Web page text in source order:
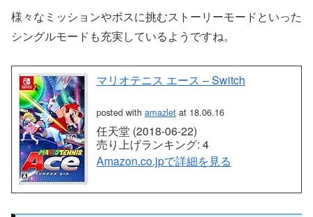
様々なミッションやボスに挑むストーリーモードといった
シングルモードも充実しているようですね。
マリオテニス エース – Switch
posted with amazlet at 18.06.16
任天堂 (2018-06-22)
売り上げランキング: 4
Amazon.co.jpで詳細を見る